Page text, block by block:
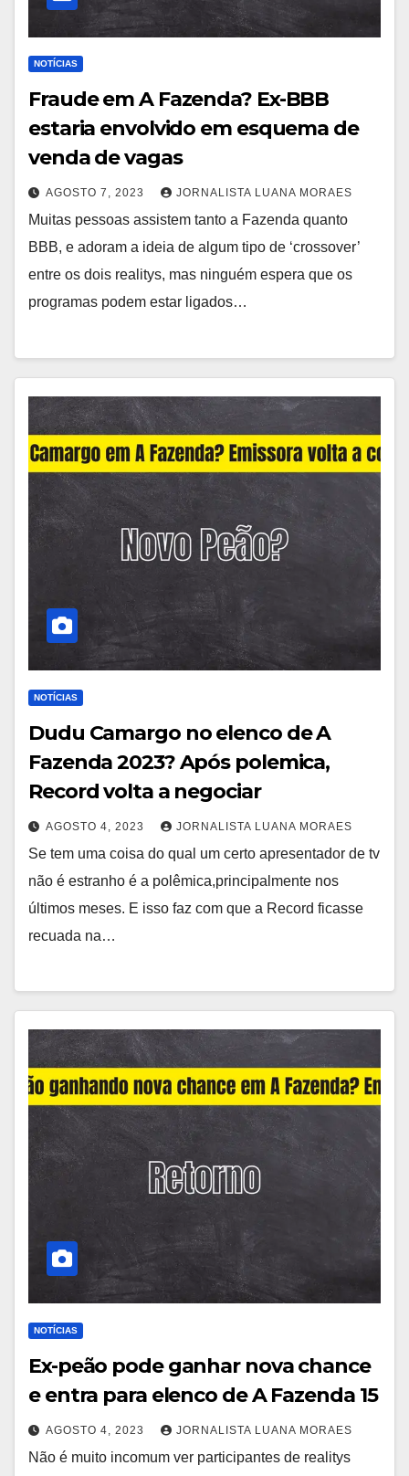
NOTÍCIAS
Fraude em A Fazenda? Ex-BBB
estaria envolvido em esquema de
venda de vagas
AGOSTO 7, 2023 JORNALISTA LUANA MORAES
Muitas pessoas assistem tanto a Fazenda quanto
BBB, e adoram a ideia de algum tipo de ‘crossover’
entre os dois realitys, mas ninguém espera que os
programas podem estar ligados…
NOTÍCIAS
Dudu Camargo no elenco de A
Fazenda 2023? Após polemica,
Record volta a negociar
AGOSTO 4, 2023 JORNALISTA LUANA MORAES
Se tem uma coisa do qual um certo apresentador de tv
não é estranho é a polêmica,principalmente nos
últimos meses. E isso faz com que a Record ficasse
recuada na…
NOTÍCIAS
Ex-peão pode ganhar nova chance
e entra para elenco de A Fazenda 15
AGOSTO 4, 2023 JORNALISTA LUANA MORAES
Não é muito incomum ver participantes de realitys